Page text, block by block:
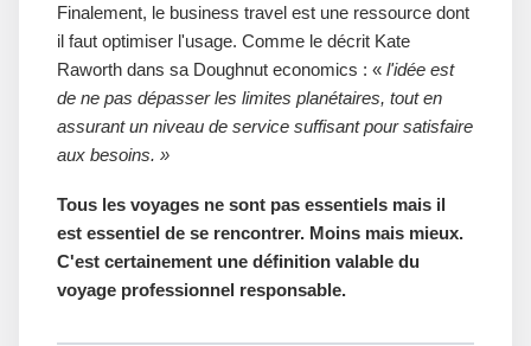
Finalement, le business travel est une ressource dont
il faut optimiser l'usage. Comme le décrit Kate
Raworth dans sa Doughnut economics : « l'idée est
de ne pas dépasser les limites planétaires, tout en
assurant un niveau de service suffisant pour satisfaire
aux besoins. »
Tous les voyages ne sont pas essentiels mais il
est essentiel de se rencontrer. Moins mais mieux.
C'est certainement une définition valable du
voyage professionnel responsable.